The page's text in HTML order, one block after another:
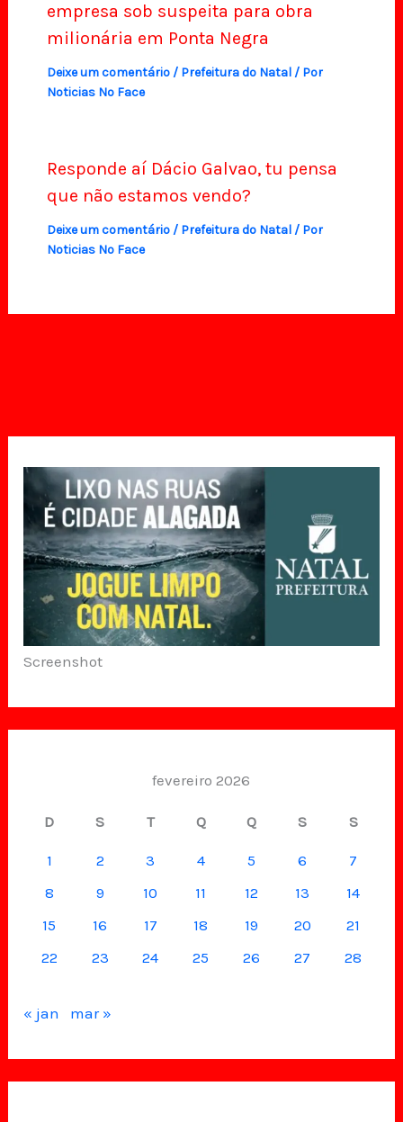
Screenshot
fevereiro 2026
D S T Q Q S S
1 2 3 4 5 6
7
8
9 10 11 12 13
14
15
16 17 18 19 20
21
22
23 24 25 26 27 28
« jan mar »
empresa sob suspeita para obra
milionária em Ponta Negra
Deixe um comentário/ Prefeitura do Natal/ Por
Noticias No Face
Responde aí Dácio Galvao, tu pensa
que não estamos vendo?
Deixe um comentário/ Prefeitura do Natal/ Por
Noticias No Face